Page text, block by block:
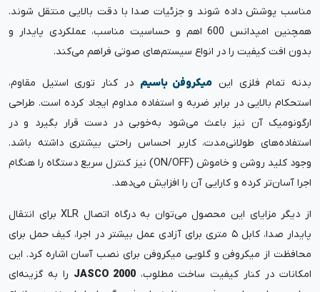
مناسب پوشش داده شوند و جزئیات صدا با دقت بالایی منتقل شوند.
همچنین امپدانس 600 اهم و حساسیت مناسب، عملکردی پایدار و
بدون افت کیفیت را در انواع سیستم‌های صوتی فراهم می‌کند.
بدنه تمام فلزی این میکروفن باسیم در کنار توری استیل مقاوم،
استحکام بالایی در برابر ضربه و استفاده مداوم ایجاد کرده است. طراحی
ارگونومیک آن نیز باعث می‌شود به‌خوبی در دست قرار بگیرد و در
استفاده‌های طولانی‌مدت، کاربر احساس راحتی بیشتری داشته باشد.
وجود کلید روشن و خاموش (ON/OFF) نیز کنترل سریع دستگاه را هنگام
اجرا آسان‌تر کرده و کارایی آن را افزایش می‌دهد.
از دیگر مزایای این محصول می‌توان به درگاه اتصال XLR برای انتقال
پایدار صدا، کابل ۵ متری برای آزادی عمل بیشتر در اجرا، کیف حمل برای
محافظت از میکروفن و گلویی میکروفن برای نصب آسان اشاره کرد. این
امکانات در کنار کیفیت ساخت مطلوب،JASCO 2000 را به گزینه‌ای